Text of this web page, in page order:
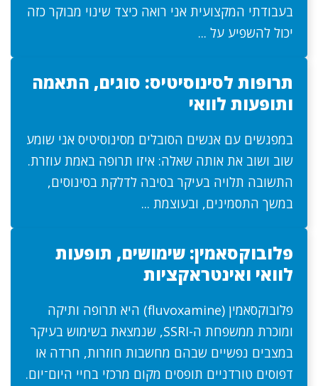
בעבודתי המקצועית אני רואה כיצד שינוי מבוקר כזה
יכול להשפיע על ...
תרופות לסינוסיטיס: סוגים, התאמה
ותופעות לוואי
במפגשים עם אנשים הסובלים מסינוסיטיס אני שומע
שוב ושוב את אותה שאלה: איזו תרופה באמת עוזרת.
התשובה תלויה בעיקר בסיבה לדלקת בסינוסים,
במשך התסמינים, ובעוצמת ...
פלובוקסאמין: שימושים, תופעות
לוואי ואינטראקציות
פלובוקסאמין (fluvoxamine) היא תרופה ותיקה
ומוכרת ממשפחת ה-SSRI, שנמצאת בשימוש בעיקר
במצבים נפשיים שבהם מחשבות חוזרות, חרדה או
דפוסים טורדניים תופסים מקום מרכזי בחיי היום־יום.